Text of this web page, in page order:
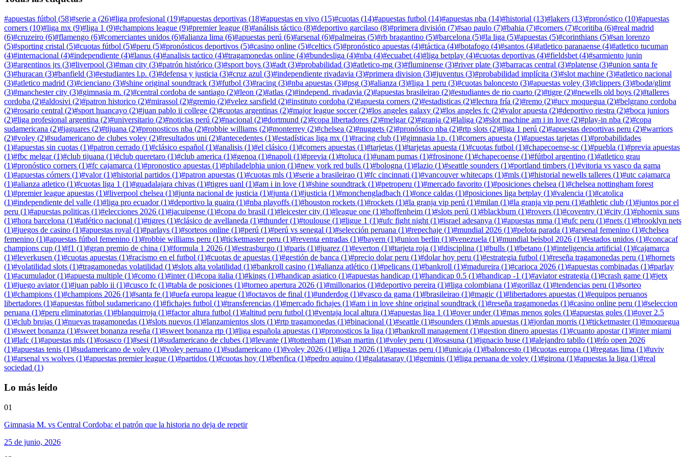
#apuestas fútbol (58)#serie a (26)#liga profesional (19)#apuestas deportivas (18)#apuestas en vivo (15)#cuotas (14)#apuestas futbol (14)#apuestas nba (14)#historial (13)#lakers (13)#pronóstico (10)#apuestas
corners (10)#liga mx (9)#liga 1 (9)#champions league (9)#premier league (8)#análisis táctico (8)#deportivo garcilaso (8)#primera división (7)#sao paulo (7)#bahia (7)#corners (7)#coritiba (6)#real madrid
(6)#cruzeiro (6)#flamengo (6)#comerciantes unidos (6)#alianza lima (6)#apuestas perú (6)#arsenal (6)#palmeiras (5)#rb bragantino (5)#barcelona (5)#la liga (5)#apuestas (5)#corinthians (5)#san lorenzo
(5)#sporting cristal (5)#cuotas fútbol (5)#peru (5)#pronósticos deportivos (5)#casino online (5)#celtics (5)#pronóstico apuestas (4)#táctica (4)#botafogo (4)#santos (4)#atletico paranaense (4)#atletico tucuman
(4)#internacional (4)#independiente (4)#lanus (4)#analisis tactico (4)#tragamonedas online (4)#bundesliga (4)#nba (4)#ecuabet (4)#liga betplay (4)#cuotas deportivas (4)#fieldsbet (4)#sarmiento junin
(3)#argentinos jrs (3)#liverpool (3)#man city (3)#patrón histórico (3)#sport boys (3)#adt (3)#probabilidad (3)#atletico-mg (3)#fluminense (3)#river plate (3)#barracas central (3)#platense (3)#union santa fe
(3)#huracan (3)#banfield (3)#estudiantes l.p. (3)#defensa y justicia (3)#cruz azul (3)#independiente rivadavia (3)#primera division (3)#juventus (3)#probabilidad implícita (3)#slot machine (3)#atletico nacional
(3)#atletico madrid (3)#cienciano (3)#shine original soundtrack (3)#futbol (3)#racing (3)#nba apuestas (3)#psg (3)#alianza (3)#liga 1 peru (3)#cuotas baloncesto (3)#apuestas voley (3)#clippers (3)#bodø/glimt
(3)#manchester city (3)#gimnasia m. (2)#central cordoba de santiago (2)#leon (2)#atlas (2)#independ. rivadavia (2)#apuestas brasileirao (2)#estudiantes de rio cuarto (2)#tigre (2)#newells old boys (2)#talleres
cordoba (2)#aldosivi (2)#patron historico (2)#mirassol (2)#gremio (2)#velez sarsfield (2)#instituto cordoba (2)#apuesta corners (2)#estadisticas (2)#lectura fría (2)#remo (2)#ucv moquegua (2)#belgrano cordoba
(2)#rosario central (2)#sport huancayo (2)#juan pablo ii college (2)#cuotas argentinas (2)#major league soccer(2)#los angeles galaxy (2)#los angeles fc (2)#valor apuesta (2)#deportivo riestra (2)#boca juniors
(2)#liga profesional argentina (2)#universitario (2)#noticias perú (2)#nacional (2)#dortmund (2)#copa libertadores (2)#melgar(2)#granja (2)#laliga (2)#slot machine am i in love (2)#play-in nba (2)#copa
sudamericana (2)#jaguares (2)#tijuana (2)#pronosticos nba (2)#robbie williams (2)#monterrey (2)#chelsea (2)#nuggets (2)#pronóstico nba (2)#rtp slots (2)#liga 1 perú (2)#apuestas deportivas peru (2)#warriors
(2)#voley (2)#sudamericano de clubes voley (2)#resultados uni (2)#antecedentes (1)#estadísticas liga mx (1)#racing club (1)#gimnasia l.p. (1)#corners apuesta (1)#apuestas tarjetas (1)#probabilidades
(1)#apuestas sin cuotas (1)#patron cerrado (1)#clásico español (1)#analisis (1)#el clásico (1)#corners apuestas (1)#tarjetas (1)#tarjetas apuesta (1)#cuotas futbol (1)#chapecoense-sc (1)#puebla (1)#previa apuestas
(1)#fbc melgar(1)#club tijuana (1)#club queretaro (1)#club america (1)#genoa (1)#napoli (1)#previa (1)#toluca (1)#unam pumas (1)#frosinone (1)#chapecoense (1)#fútbol argentino (1)#atletico grau
(1)#pronóstico corners (1)#fc cajamarca (1)#pronostico apuestas (1)#philadelphia union (1)#new york red bulls (1)#bologna (1)#lazio (1)#seattle sounders (1)#portland timbers (1)#vitoria vs vasco da gama
(1)#apuestas córners (1)#valor(1)#historial partidos (1)#patron apuestas (1)#cuotas mls (1)#serie a brasileirao (1)#fc cincinnati (1)#vancouver whitecaps (1)#mls (1)#historial newells talleres (1)#utc cajamarca
(1)#alianza atletico (1)#cuotas liga 1 (1)#guadalajara chivas (1)#tigres uanl (1)#am i in love (1)#shine soundtrack (1)#petroperu (1)#mercado favorito (1)#posiciones chelsea (1)#chelsea nottingham forest
(1)#premier league apuestas (1)#liverpool chelsea (1)#junta nacional de justicia (1)#junta (1)#justicia (1)#monchengladbach (1)#once caldas (1)#posiciones liga betplay (1)#valencia (1)#catolica
(1)#independiente del valle (1)#liga pro ecuador(1)#deportivo la guaira (1)#nba playoffs (1)#houston rockets (1)#rockets (1)#la granja vip perú (1)#milan (1)#la granja vip peru (1)#athletic club (1)#juntos por el
peru (1)#apuestas politicas (1)#elecciones 2026 (1)#jacuipense (1)#copa do brasil (1)#leicester city (1)#league one (1)#hoffenheim (1)#slots perú (1)#blackburn (1)#rovers (1)#coventry (1)#city (1)#phoenix suns
(1)#hora barcelona (1)#atlético nacional (1)#tigres (1)#clásico de avellaneda (1)#thunder(1)#toulouse (1)#ligue 1 (1)#ufc fight night (1)#israel adesanya (1)#apuestas mma (1)#ufc peru (1)#nets (1)#brooklyn nets
(1)#juegos de casino (1)#apuestas royal (1)#parlays (1)#sorteos online (1)#perú (1)#perú vs senegal (1)#selección peruana (1)#repechaje (1)#mundial 2026 (1)#pelota parada (1)#arsenal femenino (1)#chelsea
femenino (1)#apuestas fútbol femenino (1)#robbie williams peru (1)#ticketmaster peru (1)#reventa entradas (1)#bayern (1)#union berlin (1)#venezuela (1)#mundial beisbol 2026 (1)#estados unidos (1)#concacaf
champions cup (1)#f1 (1)#gran premio de china (1)#formula 1 2026 (1)#estrasburgo (1)#paris (1)#juarez (1)#everton (1)#tarjeta roja (1)#disciplina (1)#bulls (1)#betano (1)#inteligencia artificial (1)#cajamarca
(1)#leverkusen (1)#cuotas apuestas (1)#racismo en el futbol (1)#cuotas de apuestas (1)#gestión de banca (1)#precio dolar peru (1)#dolar hoy peru (1)#estrategia futbol (1)#reseña tragamonedas peru (1)#hornets
(1)#volatilidad slots (1)#tragamonedas volatilidad (1)#slots alta volatilidad (1)#bankroll casino (1)#alianza atlético (1)#pelicans (1)#bankroll (1)#madureira (1)#carioca 2026 (1)#apuestas combinadas (1)#parlay
(1)#acumulador(1)#apuesta multiple (1)#como (1)#inter(1)#copa italia (1)#kings (1)#handicap asiatico (1)#apuestas handicap (1)#handicap 0.5 (1)#handicap -1 (1)#aviator estrategia (1)#crash game (1)#jetx
(1)#juego aviator(1)#juan pablo ii (1)#cusco fc (1)#tabla de posiciones (1)#torneo apertura 2026 (1)#millonarios (1)#deportivo pereira (1)#liga colombiana (1)#gorillaz (1)#tendencias peru (1)#sorteo
(1)#champions (1)#champions 2026 (1)#santa fe (1)#uefa europa league (1)#octavos de final (1)#underdog (1)#vasco da gama (1)#brasileirao (1)#magic (1)#libertadores apuestas (1)#equipos peruanos
libertadores (1)#apuestas fútbol sudamericano (1)#fichajes futbol (1)#transferencias (1)#mercado fichajes (1)#am i in love shine original soundtrack (1)#reseña tragamonedas (1)#casino online peru (1)#seleccion
peruana (1)#peru eliminatorias (1)#blanquirroja (1)#factor altura futbol (1)#altitud peru futbol (1)#ventaja local altura (1)#apuestas liga 1 (1)#over under(1)#mas menos goles (1)#apuestas goles (1)#over 2.5
(1)#club brujas (1)#nuevas tragamonedas (1)#slots nuevos (1)#lanzamientos slots (1)#rtp tragamonedas (1)#binacional (1)#seattle (1)#sounders (1)#mls apuestas (1)#jordan morris (1)#ticketmaster(1)#moquegua
(1)#sweet bonanza (1)#sweet bonanza reseña (1)#sweet bonanza rtp (1)#liga española apuestas (1)#pronosticos la liga (1)#bankroll management (1)#gestion dinero apuestas (1)#cuanto apostar(1)#inter miami
(1)#lafc (1)#apuestas mls (1)#osasco (1)#sesi (1)#sudamericano de clubes (1)#levante (1)#tottenham (1)#san martin (1)#voley peru (1)#osasuna (1)#ignacio buse (1)#alejandro tabilo (1)#río open 2026
(1)#apuestas tenis (1)#sudamericano de voley (1)#voley peruano (1)#sudamericano (1)#voley 2026 (1)#liga 1 2026 (1)#apuestas peru (1)#unicaja (1)#baloncesto (1)#cuotas europa (1)#regatas lima (1)#uviv
(1)#arsenal vs wolves (1)#apuestas premier league (1)#partidos (1)#cuotas hoy (1)#benfica (1)#pedro aquino (1)#galatasaray (1)#geminis (1)#liga peruana de voley (1)#girona (1)#apuestas la liga (1)#real
sociedad (1)
Lo más leído
01
Gimnasia M. vs Central Cordoba: el patrón que la historia no deja de repetir
25 de junio, 2026